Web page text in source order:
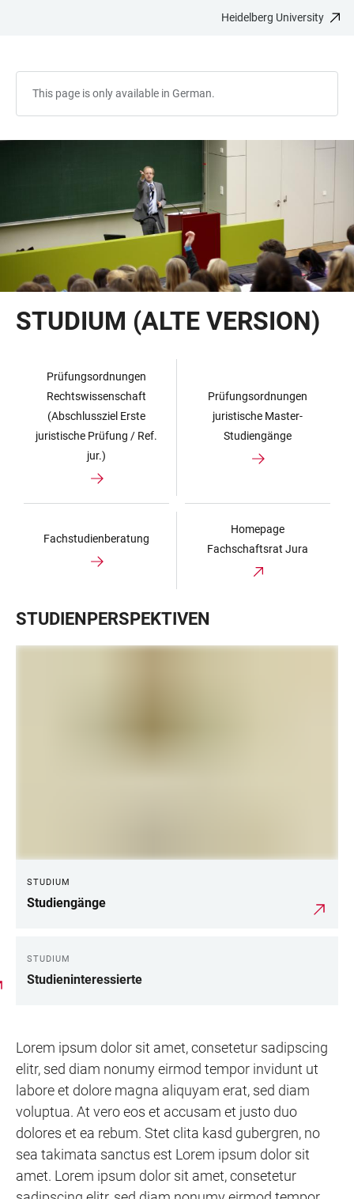
Heidelberg University
This page is only available in German.
STUDIUM (ALTE VERSION)
Prüfungsordnungen
Rechtswissenschaft
(Abschlussziel Erste
juristische Prüfung / Ref.
jur.)
Prüfungsordnungen
juristische Master-
Studiengänge
Fachstudienberatung
Homepage
Fachschaftsrat Jura
STUDIENPERSPEKTIVEN
STUDIUM
Studiengänge
STUDIUM
Studieninteressierte
Lorem ipsum dolor sit amet, consetetur sadipscing
elitr, sed diam nonumy eirmod tempor invidunt ut
labore et dolore magna aliquyam erat, sed diam
voluptua. At vero eos et accusam et justo duo
dolores et ea rebum. Stet clita kasd gubergren, no
sea takimata sanctus est Lorem ipsum dolor sit
amet. Lorem ipsum dolor sit amet, consetetur